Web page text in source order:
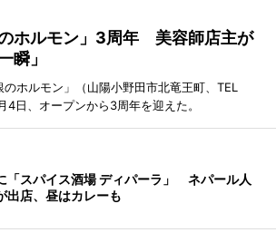
ホルモン」3周年 美容師店主が
瞬」
ホルモン」（山陽小野田市北竜王町、TEL
日、オープンから3周年を迎えた。
「スパイス酒場 ディパーラ」 ネパール人
出店、昼はカレーも